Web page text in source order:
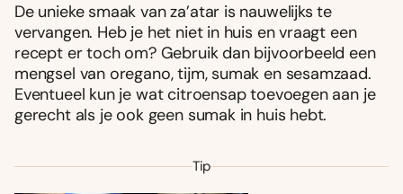
De unieke smaak van za’atar is nauwelijks te
vervangen. Heb je het niet in huis en vraagt een
recept er toch om? Gebruik dan bijvoorbeeld een
mengsel van oregano, tijm, sumak en sesamzaad.
Eventueel kun je wat citroensap toevoegen aan je
gerecht als je ook geen sumak in huis hebt.
Tip